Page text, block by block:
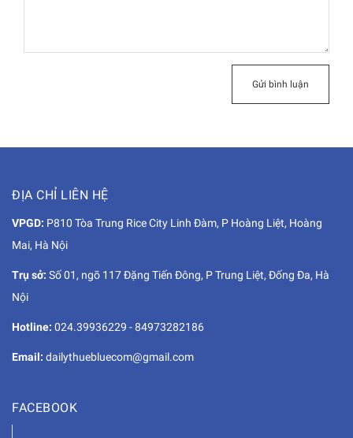
Gửi bình luận
ĐỊA CHỈ LIÊN HỆ
VPGD: P810 Tòa Trung Rice City Linh Đàm, P Hoàng Liệt, Hoàng
Mai, Hà Nội
Trụ sở: Số 01, ngõ 117 Đặng Tiến Đông, P Trung Liệt, Đống Đa, Hà
Nội
Hotline: 024.39936229 -84973282186
Email: dailythuebluecom@gmail.com
FACEBOOK